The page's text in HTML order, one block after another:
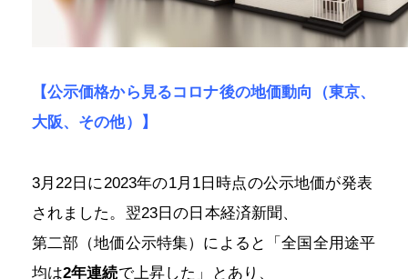
【公示価格から見るコロナ後の地価動向（東京、
大阪、その他）】
3月22日に2023年の1月1日時点の公示地価が発表
されました。翌23日の日本経済新聞、
第二部（地価公示特集）によると「全国全用途平
均は2年連続で上昇した」とあり、